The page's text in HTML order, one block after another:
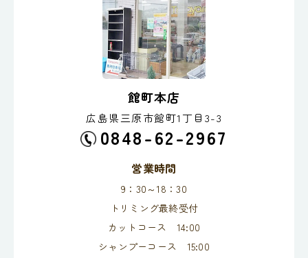
館町本店
広島県三原市館町1丁目3-3
0848-62-2967
営業時間
9：30～18：30
トリミング最終受付
カットコース 14:00
シャンプーコース 15:00